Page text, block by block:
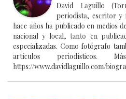
David Laguillo
periodista, escritor y
hace años ha publicado en medios
nacional y local, tanto en
especializadas. Como fotógrafo
artículos periodísticos.
https://www.davidlaguillo.com/